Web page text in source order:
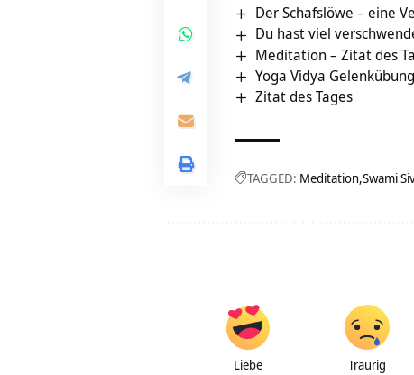
Der Schafslöwe – eine
Du hast viel
Meditation – Zitat des
Yoga Vidya
Zitat des Tages
TAGGED: Meditation Swami
Liebe Traurig